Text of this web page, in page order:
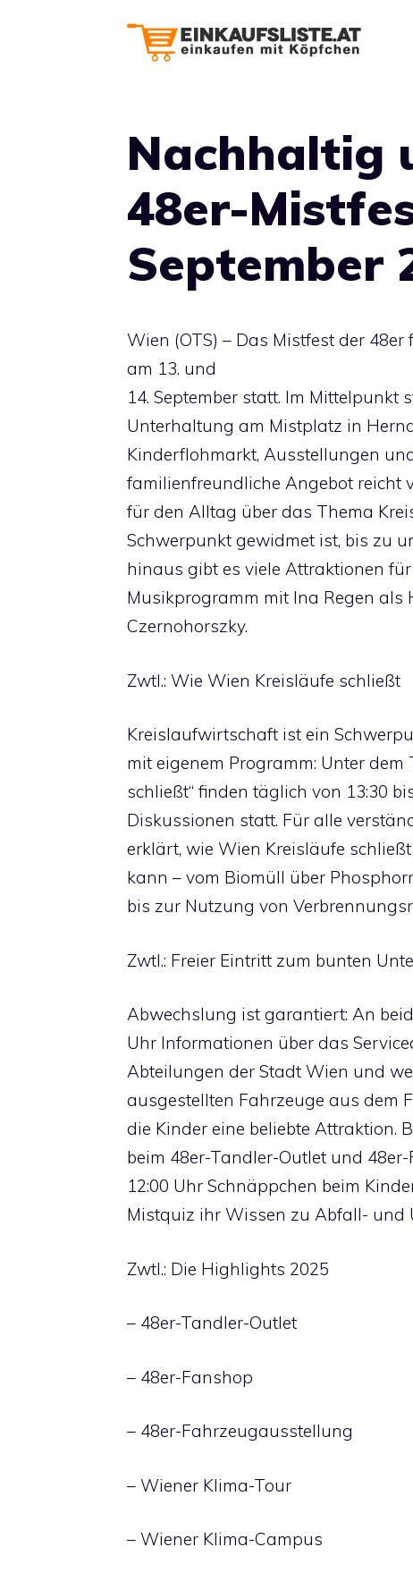
Nachhaltig
48er-
September
Wien (OTS) – Das Mistfest der
am 13. und
14. September statt. Im Mittelpunkt
Unterhaltung am Mistplatz in
Kinderflohmarkt, Ausstellungen
familienfreundliche Angebot reicht
für den Alltag über das Thema
Schwerpunkt gewidmet ist, bis zu
hinaus gibt es viele Attraktionen
Musikprogramm mit Ina Regen als
Czernohorszky.
Zwtl.: Wie Wien Kreisläufe schließt
Kreislaufwirtschaft ist ein
mit eigenem Programm: Unter dem
schließt“ finden täglich von 13:30
Diskussionen statt. Für alle
erklärt, wie Wien Kreisläufe
kann – vom Biomüll über
bis zur Nutzung von
Zwtl.: Freier Eintritt zum bunten
Abwechslung ist garantiert: An
Uhr Informationen über das
Abteilungen der Stadt Wien und
ausgestellten Fahrzeuge aus dem
die Kinder eine beliebte Attraktion.
beim 48er-Tandler-Outlet und
12:00 Uhr Schnäppchen beim
Mistquiz ihr Wissen zu Abfall- und
Zwtl.: Die Highlights 2025
– 48er-Tandler-Outlet
– 48er-Fanshop
– 48er-Fahrzeugausstellung
– Wiener Klima-Tour
– Wiener Klima-Campus